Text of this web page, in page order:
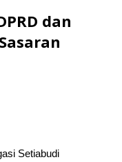
dan
Setiabudi